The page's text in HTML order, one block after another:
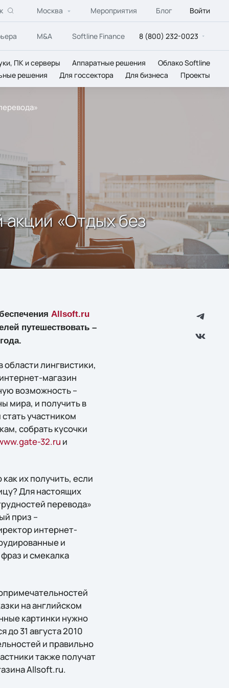
Москва Мероприятия Блог Войти
M&A Softline Finance 8 (800) 232-0023
ПК и серверы Аппаратные решения
Облако Softline
решения Для госсектора Для бизнеса Проекты
акции «Отдых без
Allsoft.ru
путешествовать –
области лингвистики,
магазин
возможность –
мира, и получить в
участником
собрать кусочки
32.ru и
их получить, если
Для настоящих
перевода»
приз –
интернет-
и
и смекалка
на английском
картинки нужно
до 31 августа 2010
и правильно
также получат
Allsoft.ru.